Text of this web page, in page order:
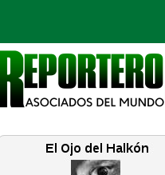
Política Opinión Bogotá
Planeta Tierra
Educación Neira